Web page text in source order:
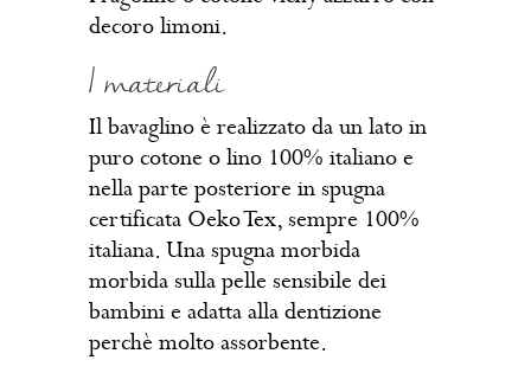
decoro limoni.
I materiali
Il bavaglino è realizzato da un lato in
puro cotone o lino 100% italiano e
nella parte posteriore in spugna
certificata Oeko Tex, sempre 100%
italiana. Una spugna morbida
morbida sulla pelle sensibile dei
bambini e adatta alla dentizione
perchè molto assorbente.